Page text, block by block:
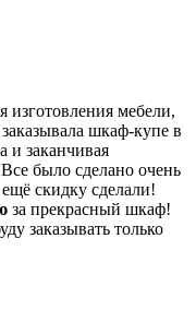
мебели,
шкаф-купе в
и заканчивая
было сделано очень
скидку сделали!
за прекрасный шкаф!
заказывать только